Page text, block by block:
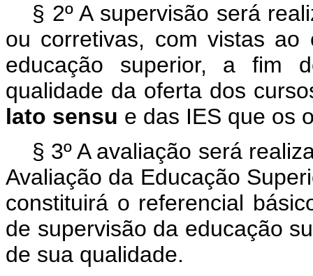
§ 2º A supervisão será
ou corretivas, com vistas ao
educação superior, a fim
qualidade da oferta dos
lato sensu e das IES que os
§ 3º A avaliação será
Avaliação da Educação
constituirá o referencial
de supervisão da educação
de sua qualidade.